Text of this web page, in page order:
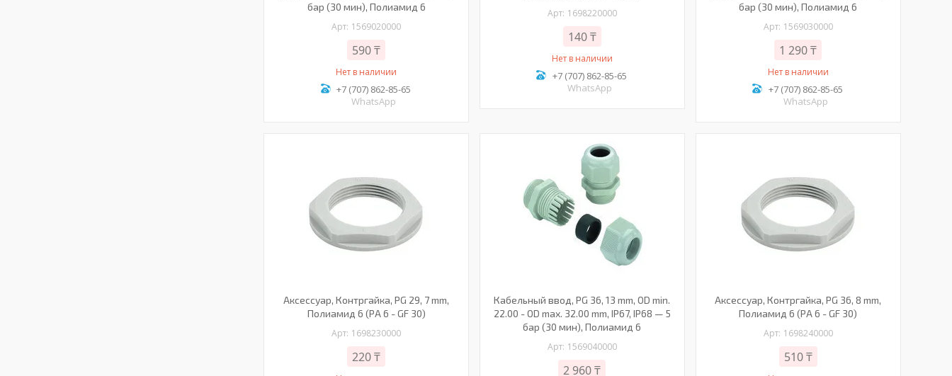
бар (30 мин), Полиамид 6
1569020000
590 ₸
Нет в наличии
+7 (707) 862-85-65
WhatsApp
1698220000
140 ₸
Нет в наличии
+7 (707) 862-85-65
WhatsApp
бар (30 мин), Полиамид 6
1569030000
1 290 ₸
Нет в наличии
+7 (707) 862-85-65
WhatsApp
Аксессуар, Контргайка, PG 29, 7 mm,
Полиамид 6 (PA 6 - GF 30)
1698230000
220 ₸
Кабельный ввод, PG 36, 13 mm, OD min.
22.00 - OD max. 32.00 mm, IP67, IP68 — 5
бар (30 мин), Полиамид 6
1569040000
2 960 ₸
Аксессуар, Контргайка, PG 36, 8 mm,
Полиамид 6 (PA 6 - GF 30)
1698240000
510 ₸